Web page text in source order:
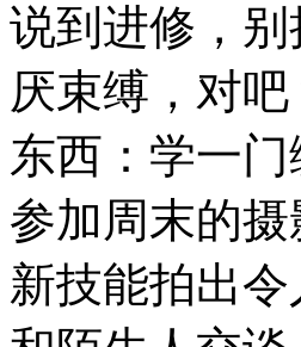
说到进修，
厌束缚，对
东西：学一
参加周末的
新技能拍出